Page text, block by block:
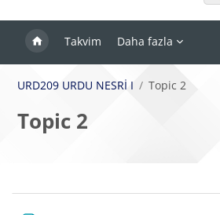
Takvim Daha fazla
URD209 URDU NESRİ I Topic 2
Topic 2
Bloklar
Bölüm anahatları